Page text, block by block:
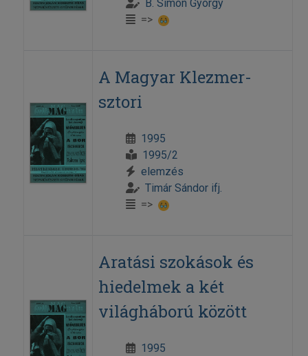
B. Simon György
=>
A Magyar Klezmer-
sztori
1995
1995/2
elemzés
Timár Sándor ifj.
=>
Aratási szokások és
hiedelmek a két
világháború között
1995